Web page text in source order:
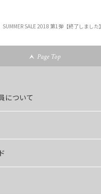
SUMMER SALE 2018 第1弾【終了しました】
Page Top
について